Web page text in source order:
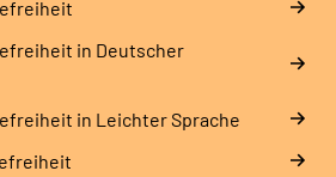
in Deutscher
in Leichter Sprache